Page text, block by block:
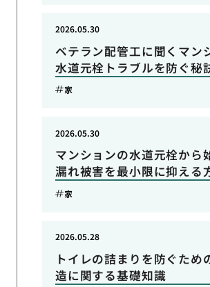
ベテラン配管工に聞くマン
水道元栓トラブルを防ぐ秘
2026.05.30
家
マンションの水道元栓から
漏れ被害を最小限に抑える
2026.05.30
家
トイレの詰まりを防ぐため
造に関する基礎知識
2026.05.28